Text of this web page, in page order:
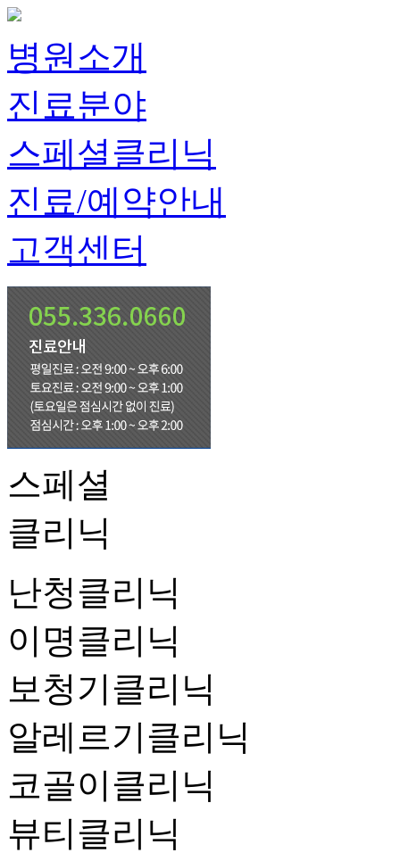
병원소개
진료분야
스페셜클리닉
진료/예약안내
고객센터
스페셜
클리닉
난청클리닉
이명클리닉
보청기클리닉
알레르기클리닉
코골이클리닉
뷰티클리닉